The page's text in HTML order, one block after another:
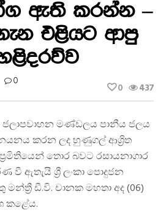
ඇති කරන්න –
එළියට ආපු
0 437
0
ජලාපවාහන මණ්ඩලය පානීය ජලය
කරන ලද හුණුගල් ආශ්‍රිත
තොර බවට රසායනාගාර
ඇතැයි ශ්‍රී ලංකා පොදුජන
ඩී.වි. චානක මහතා අද (06)
කළේය.